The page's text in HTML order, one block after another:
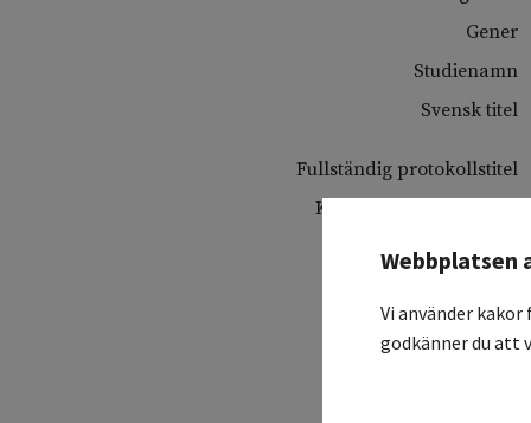
Gener
Studienamn
Svensk titel
Fullständig protokollstitel
Koordinerande sjukhus
Deltagande sjukhus
Webbplatsen
Vi använder
godkänner du att